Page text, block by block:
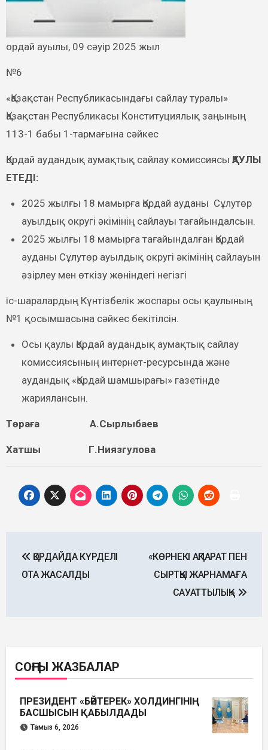
Қордай ауылы, 09 сәуір 2025 жыл
№6
«Қазақстан Республикасындағы сайлау туралы»
Қазақстан Республикасы Конституциялық заңының
113-1 бабы 1-тармағына сәйкес
Қордай аудандық аумақтық сайлау комиссиясы ҚАУЛЫ
ЕТЕДІ:
2025 жылғы 18 мамырға Қордай ауданы Сұлутөр
ауылдық округі әкімінің сайлауы тағайындалсын.
2025 жылғы 18 мамырға тағайындалған Қордай
ауданы Сұлутөр ауылдық округі әкімінің сайлауын
әзірлеу мен өткізу жөніндегі негізгі
іс-шаралардың Күнтізбелік жоспары осы қаулының
№1 қосымшасына сәйкес бекітілсін.
Осы қаулы Қордай аудандық аумақтық сайлау
комиссиясының интернет-ресурсында және
аудандық «Қордай шамшырағы» газетінде
жариялансын.
Төраға А.Сырлыбаев
Хатшы Г.Ниязгулова
navigation
ҚОРДАЙДА КҮРДЕЛІ
ОТА ЖАСАЛДЫ
«КӨРНЕКІ АҚПАРАТ ПЕН
СЫРТҚЫ ЖАРНАМАҒА
САУАТТЫЛЫҚ!»
СОҢҒЫ ЖАЗБАЛАР
ПРЕЗИДЕНТ «БӘЙТЕРЕК» ХОЛДИНГІНІҢ
БАСШЫСЫН ҚАБЫЛДАДЫ
Тамыз 6, 2026